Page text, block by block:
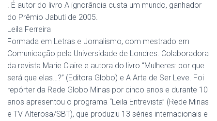
. É autor do livro A ignorância custa um mundo, ganhador
do Prêmio Jabuti de 2005.
Leila Ferreira
Formada em Letras e Jornalismo, com mestrado em
Comunicação pela Universidade de Londres. Colaboradora
da revista Marie Claire e autora do livro “Mulheres: por que
será que elas…?” (Editora Globo) e A Arte de Ser Leve. Foi
repórter da Rede Globo Minas por cinco anos e durante 10
anos apresentou o programa “Leila Entrevista” (Rede Minas
e TV Alterosa/SBT), que produziu 13 séries internacionais e